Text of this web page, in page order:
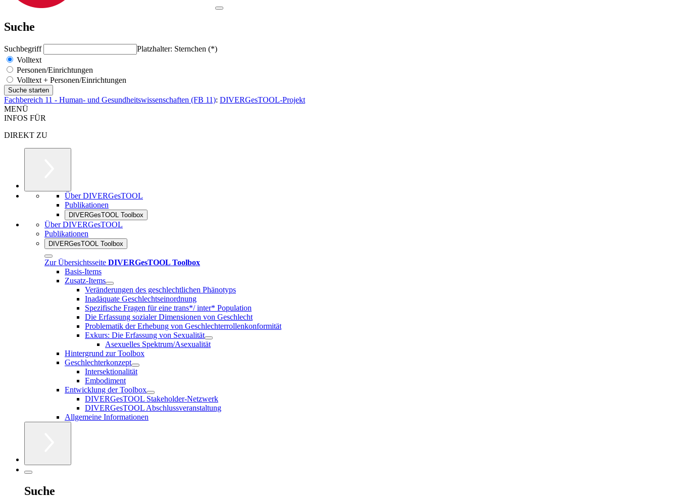
Suche
Suchbegriff
Platzhalter: Sternchen (*)
Volltext
Personen/Einrichtungen
Volltext + Personen/Einrichtungen
Fachbereich 11 - Human- und Gesundheitswissenschaften (FB 11): DIVERGesTOOL-Projekt
MENÜ
INFOS FÜR
DIREKT ZU
Über DIVERGesTOOL
Publikationen
DIVERGesTOOL Toolbox
Über DIVERGesTOOL
Publikationen
DIVERGesTOOL Toolbox
Zur Übersichtsseite DIVERGesTOOL Toolbox
Basis-Items
Zusatz-Items
Veränderungen des geschlechtlichen Phänotyps
Inadäquate Geschlechtseinordnung
Spezifische Fragen für eine trans*/ inter* Population
Die Erfassung sozialer Dimensionen von Geschlecht
Problematik der Erhebung von Geschlechterrollenkonformität
Exkurs: Die Erfassung von Sexualität
Asexuelles Spektrum/Asexualität
Hintergrund zur Toolbox
Geschlechterkonzept
Intersektionalität
Embodiment
Entwicklung der Toolbox
DIVERGesTOOL Stakeholder-Netzwerk
DIVERGesTOOL Abschlussveranstaltung
Allgemeine Informationen
Suche